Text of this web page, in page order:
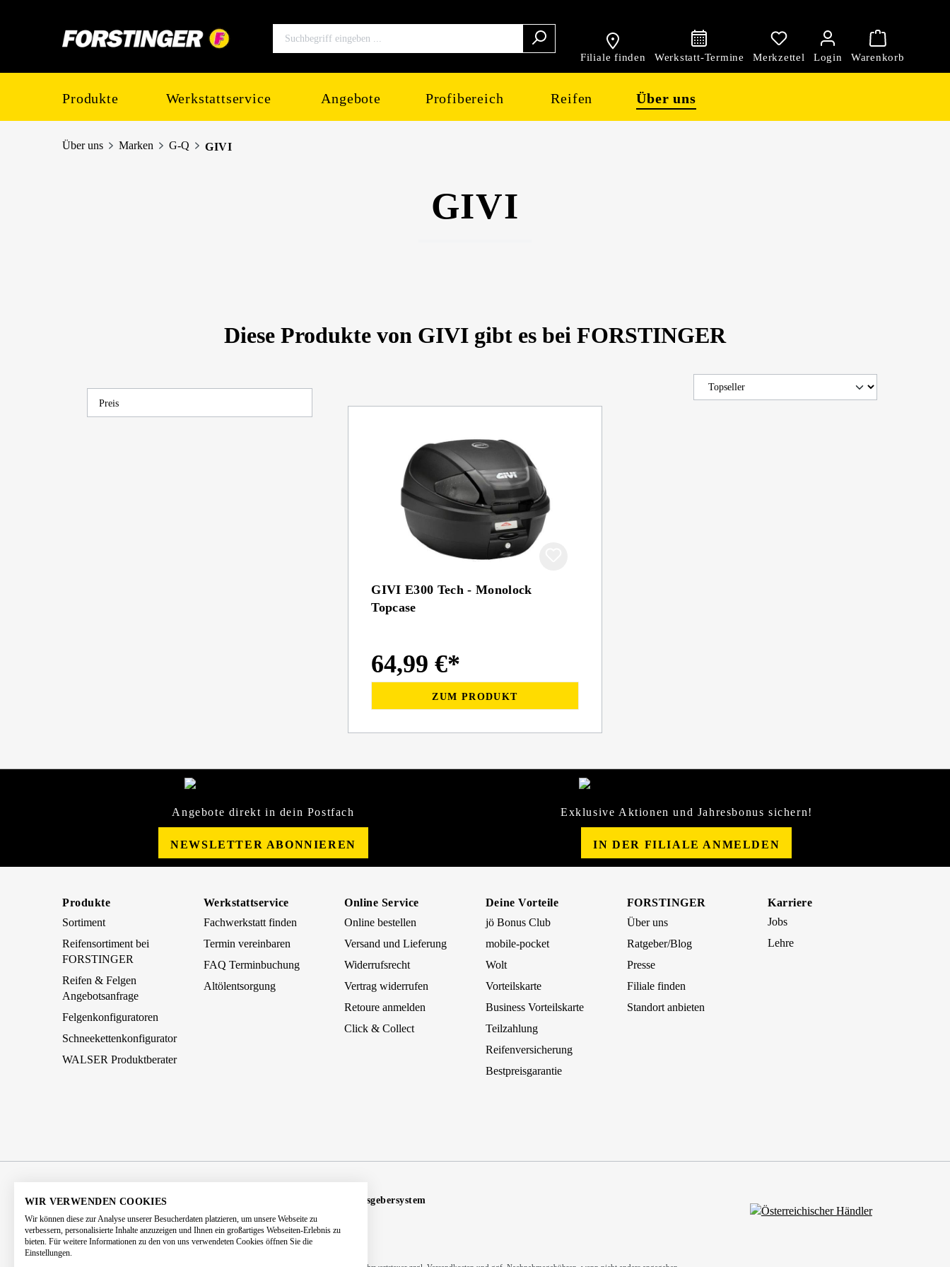
Filiale finden
Produkte Werkstattservice Angebote Profibereich Reifen Über uns
Über uns Marken G-Q GIVI
GIVI
Diese Produkte von GIVI gibt es bei FORSTINGER
Preis
GIVI E300 Tech - Monolock
Topcase
64,99 €*
ZUM PRODUKT
Angebote direkt in dein Postfach
NEWSLETTER ABONNIEREN
Exklusive Aktionen und Jahresbonus sichern!
IN DER FILIALE ANMELDEN
Produkte
Sortiment
Reifensortiment bei
FORSTINGER
Reifen & Felgen
Angebotsanfrage
Felgenkonfiguratoren
Schneekettenkonfigurator
WALSER Produktberater
Werkstattservice
Fachwerkstatt finden
Termin vereinbaren
FAQ Terminbuchung
Altölentsorgung
Online Service
Online bestellen
Versand und Lieferung
Widerrufsrecht
Vertrag widerrufen
Retoure anmelden
Click & Collect
Deine Vorteile
jö Bonus Club
mobile-pocket
Wolt
Vorteilskarte
Business Vorteilskarte
Teilzahlung
Reifenversicherung
Bestpreisgarantie
FORSTINGER
Über uns
Ratgeber/Blog
Presse
Filiale finden
Standort anbieten
Karriere
Jobs
Lehre
AGB Impressum
Hinweisgebersystem
Barrierefreiheitserklärung
Kontakt
WIR VERWENDEN COOKIES
Wir können diese zur Analyse unserer Besucherdaten platzieren, um unsere Webseite zu
verbessern, personalisierte Inhalte anzuzeigen und Ihnen ein großartiges Webseiten-Erlebnis zu
bieten. Für weitere Informationen zu den von uns verwendeten Cookies öffnen Sie die
Einstellungen.